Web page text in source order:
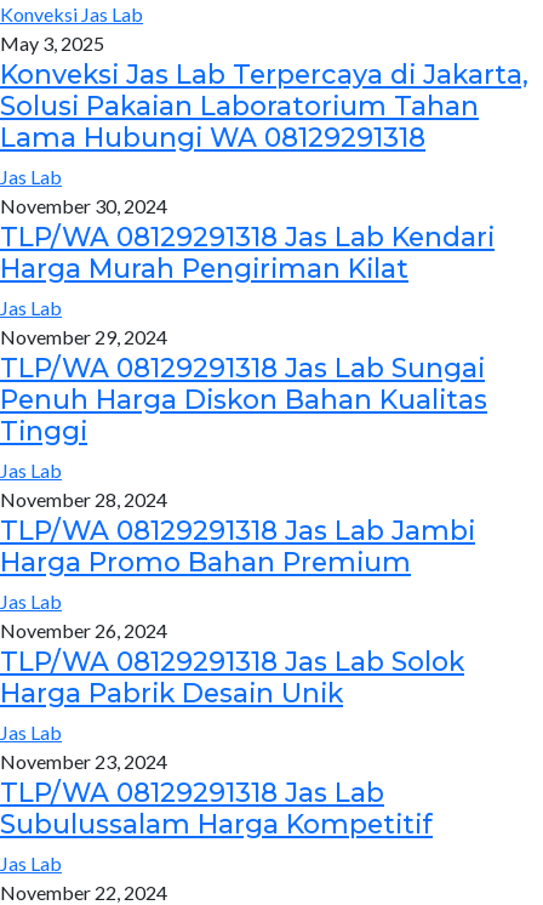
Konveksi Jas Lab
May 3, 2025
Konveksi Jas Lab Terpercaya di Jakarta,
Solusi Pakaian Laboratorium Tahan
Lama Hubungi WA 08129291318
Jas Lab
November 30, 2024
TLP/WA 08129291318 Jas Lab Kendari
Harga Murah Pengiriman Kilat
Jas Lab
November 29, 2024
TLP/WA 08129291318 Jas Lab Sungai
Penuh Harga Diskon Bahan Kualitas
Tinggi
Jas Lab
November 28, 2024
TLP/WA 08129291318 Jas Lab Jambi
Harga Promo Bahan Premium
Jas Lab
November 26, 2024
TLP/WA 08129291318 Jas Lab Solok
Harga Pabrik Desain Unik
Jas Lab
November 23, 2024
TLP/WA 08129291318 Jas Lab
Subulussalam Harga Kompetitif
Jas Lab
November 22, 2024